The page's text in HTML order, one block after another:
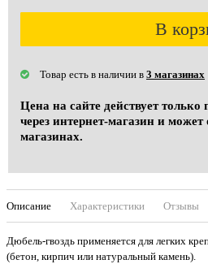
В
Товар есть в наличии в 3 магазинах
Цена на сайте действует
через интернет-магазин и
магазинах.
Описание Характеристики Отзывы
Дюбель-гвоздь применяется для легких
(бетон, кирпич или натуральный камень).